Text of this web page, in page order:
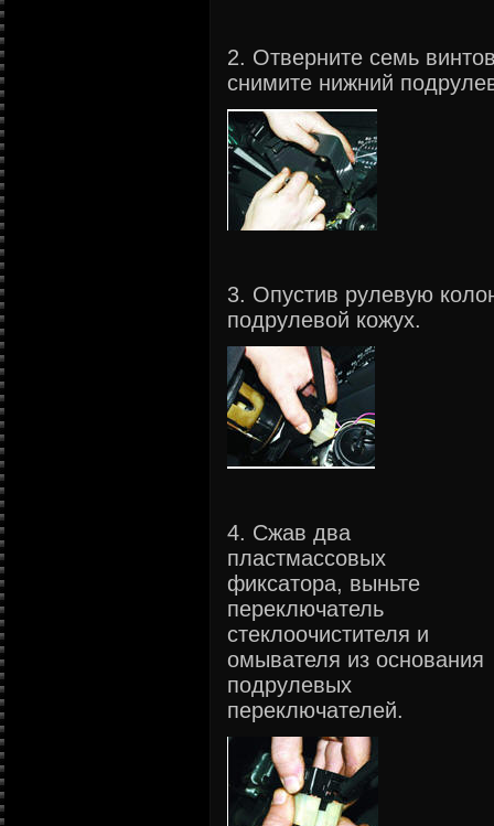
2. Отверните семь
снимите нижний
3. Опустив рулевую
подрулевой кожух.
4. Сжав два
пластмассовых
фиксатора, выньте
переключатель
стеклоочистителя и
омывателя из основания
подрулевых
переключателей.